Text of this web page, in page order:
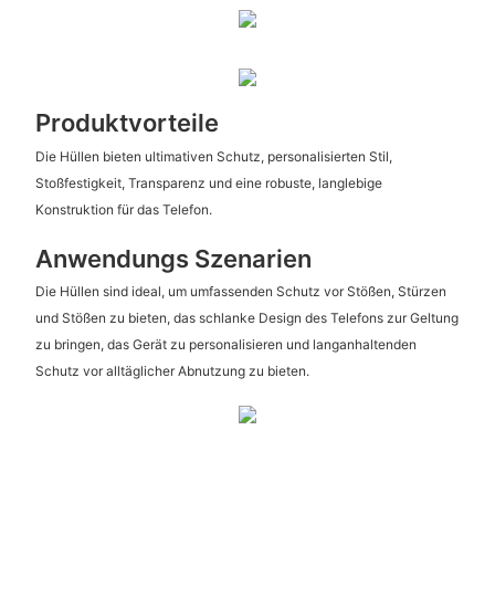
Produktvorteile
Die Hüllen bieten ultimativen Schutz, personalisierten Stil,
Stoßfestigkeit, Transparenz und eine robuste, langlebige
Konstruktion für das Telefon.
Anwendungs Szenarien
Die Hüllen sind ideal, um umfassenden Schutz vor Stößen, Stürzen
und Stößen zu bieten, das schlanke Design des Telefons zur Geltung
zu bringen, das Gerät zu personalisieren und langanhaltenden
Schutz vor alltäglicher Abnutzung zu bieten.